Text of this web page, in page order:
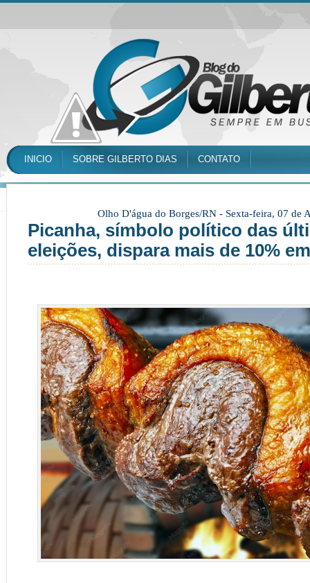
INICIO SOBRE GILBERTO DIAS CONTATO
Olho D'água do Borges/RN - Sexta-feira, 07 de
Picanha, símbolo político das
eleições, dispara mais de 10%